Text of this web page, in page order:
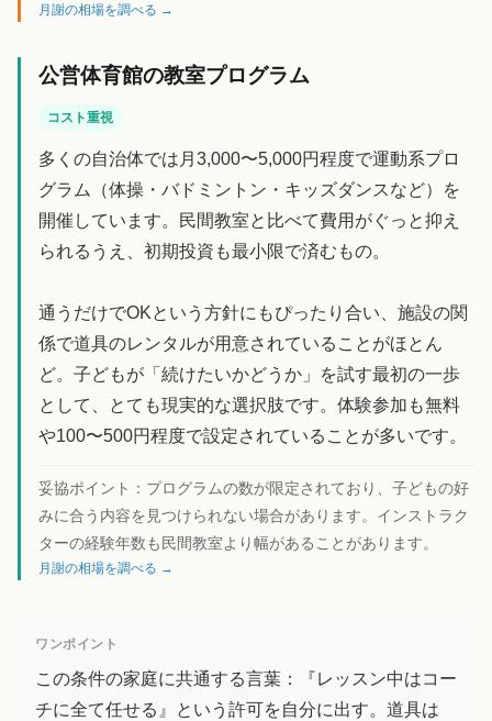
月謝の相場を調べる →
公営体育館の教室プログラム
コスト重視
多くの自治体では月3,000〜5,000円程度で運動系プロ
グラム（体操・バドミントン・キッズダンスなど）を
開催しています。民間教室と比べて費用がぐっと抑え
られるうえ、初期投資も最小限で済むもの。
通うだけでOKという方針にもぴったり合い、施設の関
係で道具のレンタルが用意されていることがほとん
ど。子どもが「続けたいかどうか」を試す最初の一歩
として、とても現実的な選択肢です。体験参加も無料
や100〜500円程度で設定されていることが多いです。
妥協ポイント： プログラムの数が限定されており、子どもの好
みに合う内容を見つけられない場合があります。インストラク
ターの経験年数も民間教室より幅があることがあります。
月謝の相場を調べる →
ワンポイント
この条件の家庭に共通する言葉：『レッスン中はコー
チに全て任せる』という許可を自分に出す。道具は